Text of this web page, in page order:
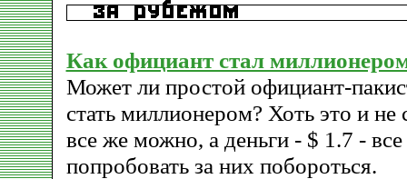
Как официант стал
Может ли простой официант-
стать миллионером? Хоть это и
все же можно, а деньги - $ 1.7 -
попробовать за них побороться.